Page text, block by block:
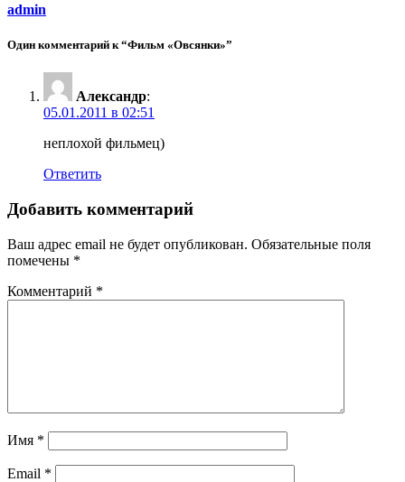
admin
Один комментарий к “Фильм «Овсянки»”
Александр:
05.01.2011 в 02:51
неплохой фильмец)
Ответить
Добавить комментарий
Ваш адрес email не будет опубликован. Обязательные поля
помечены *
Комментарий *
Имя *
Email *